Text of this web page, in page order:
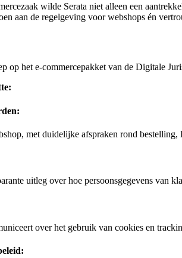
wilde Serata niet alleen een
aan de regelgeving voor webshops én
op het e-commercepakket van de Digitale
met duidelijke afspraken rond
uitleg over hoe persoonsgegevens
over het gebruik van cookies en